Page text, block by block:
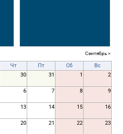
Сентябрь >
Чт Пт Сб
Вс
30 31 1 2
6 7 8 9
13 14 15 16
20 21 22 23